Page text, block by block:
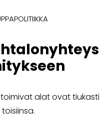
alat ovat tiukasti